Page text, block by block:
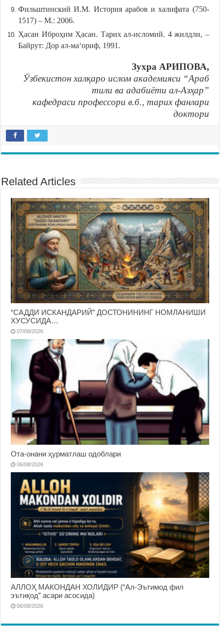
Фильштинский И.М. История арабов и халифата (750-
1517) – М.: 2006.
Ҳасан Иброҳим Ҳасан. Тарих ал-исломий. 4 жилдли, –
Байрут: Дор ал-ма‘ориф, 1991.
Зухра АРИПОВА,
Ўзбекистон халқаро ислом академияси “Араб
тили ва адабиёти ал-Азҳар”
кафедраси профессори в.б., тарих фанлари
доктори
Related Articles
“САДДИ ИСКАНДАРИЙ” ДОСТОНИНИНГ НОМЛАНИШИ
ХУСУСИДА…
07/08/2026
Ота-онани ҳурматлаш одоблари
06/08/2026
АЛЛОҲ МАКОНДАН ХОЛИДИР (“Ал-Эътимод фил
эътиқод” асари асосида)
06/08/2026